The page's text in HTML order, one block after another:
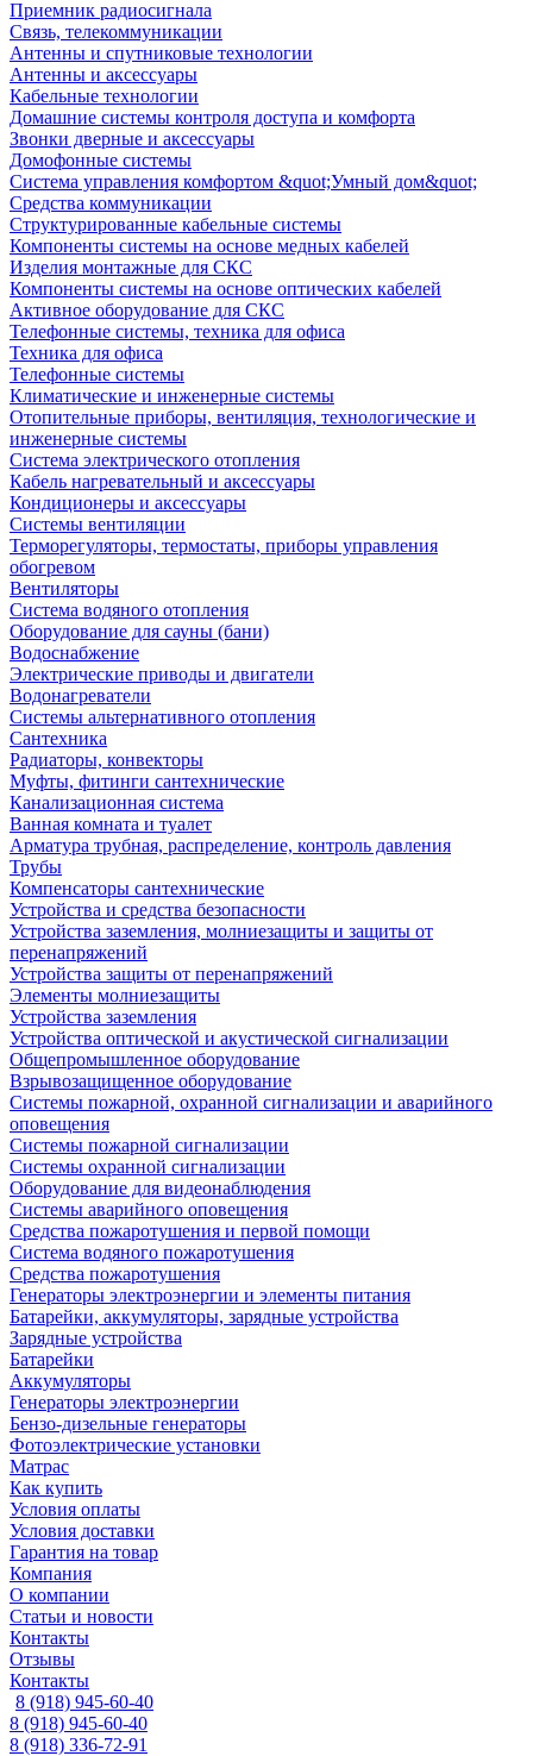
Приемник радиосигнала
Связь, телекоммуникации
Антенны и спутниковые технологии
Антенны и аксессуары
Кабельные технологии
Домашние системы контроля доступа и комфорта
Звонки дверные и аксессуары
Домофонные системы
Система управления комфортом &quot;Умный дом&quot;
Средства коммуникации
Структурированные кабельные системы
Компоненты системы на основе медных кабелей
Изделия монтажные для СКС
Компоненты системы на основе оптических кабелей
Активное оборудование для СКС
Телефонные системы, техника для офиса
Техника для офиса
Телефонные системы
Климатические и инженерные системы
Отопительные приборы, вентиляция, технологические и
инженерные системы
Система электрического отопления
Кабель нагревательный и аксессуары
Кондиционеры и аксессуары
Системы вентиляции
Терморегуляторы, термостаты, приборы управления
обогревом
Вентиляторы
Система водяного отопления
Оборудование для сауны (бани)
Водоснабжение
Электрические приводы и двигатели
Водонагреватели
Системы альтернативного отопления
Сантехника
Радиаторы, конвекторы
Муфты, фитинги сантехнические
Канализационная система
Ванная комната и туалет
Арматура трубная, распределение, контроль давления
Трубы
Компенсаторы сантехнические
Устройства и средства безопасности
Устройства заземления, молниезащиты и защиты от
перенапряжений
Устройства защиты от перенапряжений
Элементы молниезащиты
Устройства заземления
Устройства оптической и акустической сигнализации
Общепромышленное оборудование
Взрывозащищенное оборудование
Системы пожарной, охранной сигнализации и аварийного
оповещения
Системы пожарной сигнализации
Системы охранной сигнализации
Оборудование для видеонаблюдения
Системы аварийного оповещения
Средства пожаротушения и первой помощи
Система водяного пожаротушения
Средства пожаротушения
Генераторы электроэнергии и элементы питания
Батарейки, аккумуляторы, зарядные устройства
Зарядные устройства
Батарейки
Аккумуляторы
Генераторы электроэнергии
Бензо-дизельные генераторы
Фотоэлектрические установки
Матрас
Как купить
Условия оплаты
Условия доставки
Гарантия на товар
Компания
О компании
Статьи и новости
Контакты
Отзывы
Контакты
8 (918) 945-60-40
8 (918) 945-60-40
8 (918) 336-72-91